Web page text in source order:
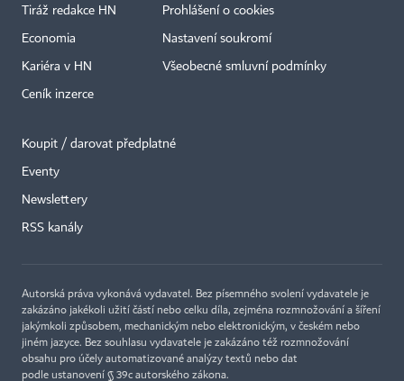
Tiráž redakce HN
Economia
Kariéra v HN
Ceník inzerce
Prohlášení o cookies
Nastavení soukromí
Všeobecné smluvní podmínky
Koupit / darovat předplatné
Eventy
Newslettery
RSS kanály
Autorská práva vykonává vydavatel. Bez písemného svolení vydavatele je
zakázáno jakékoli užití částí nebo celku díla, zejména rozmnožování a šíření
jakýmkoli způsobem, mechanickým nebo elektronickým, v českém nebo
jiném jazyce. Bez souhlasu vydavatele je zakázáno též rozmnožování
obsahu pro účely automatizované analýzy textů nebo dat
podle ustanovení § 39c autorského zákona.